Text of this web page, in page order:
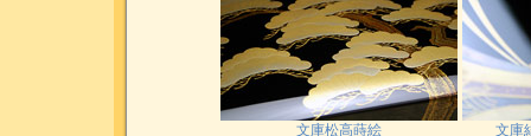
文庫松高蒔絵 文庫